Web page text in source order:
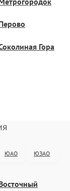
Гора
ЮАО ЮЗАО